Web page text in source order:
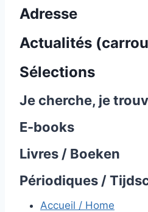
Adresse
Actualités
Sélections
Je cherche, je
E-books
Livres / Boeken
Périodiques /
Accueil / Home